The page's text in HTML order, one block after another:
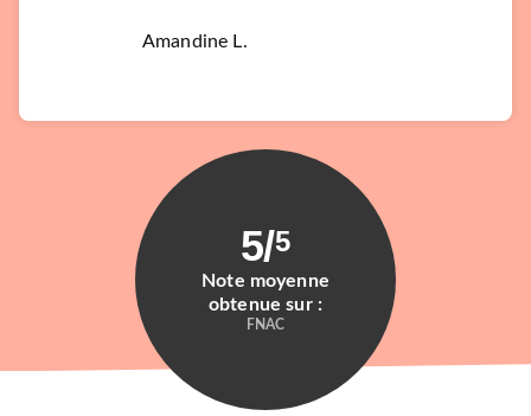
Amandine L.
5/5
Note moyenne
obtenue sur :
FNAC